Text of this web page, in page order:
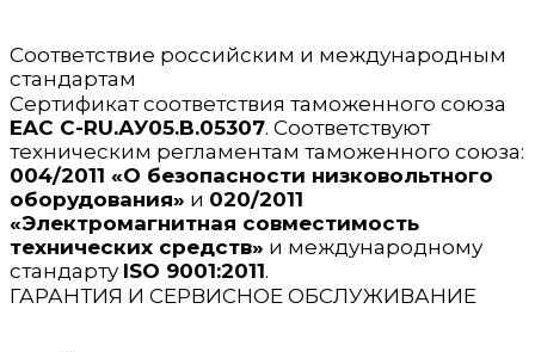
Соответствие российским и международным
стандартам
Сертификат соответствия таможенного союза
EAC C-RU.АУ05.B.05307. Соответствуют
техническим регламентам таможенного союза:
004/2011 «О безопасности низковольтного
оборудования» и 020/2011
«Электромагнитная совместимость
технических средств» и международному
стандарту ISO 9001:2011.
ГАРАНТИЯ И СЕРВИСНОЕ ОБСЛУЖИВАНИЕ